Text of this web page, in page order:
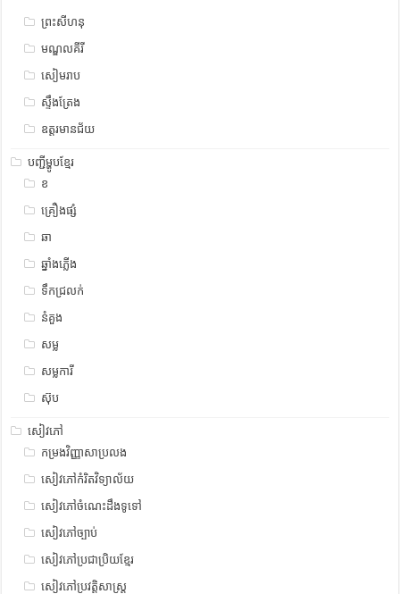
ព្រះសីហនុ
មណ្ឌលគីរី
សៀមរាប
ស្ទឹង​​ត្រែង
ឧត្ដរមានជ័យ
បញ្ជីម្ហូបខ្មែរ
ខ
គ្រឿងផ្សំ
ឆា
ឆ្នាំងភ្លើង
ទឹកជ្រលក់
នំគួង
សម្ល
សម្លការី
ស៊ុប
សៀវភៅ
កម្រងវិញ្ញាសាប្រលង
សៀវភៅកំរិតវិទ្យាល័យ
សៀវភៅចំណេះដឹងទូទៅ
សៀវភៅច្បាប់
សៀវភៅប្រជាប្រិយខ្មែរ
សៀវភៅប្រវត្តិសាស្រ្ត